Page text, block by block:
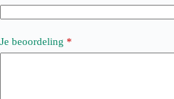
Je beoordeling *